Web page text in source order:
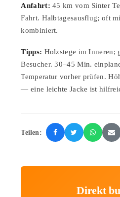
Anfahrt: 45 km vom Sinter
Fahrt. Halbtagesausflug; oft
kombiniert.
Tipps: Holzstege im Inneren;
Besucher. 30–45 Min.
Temperatur vorher prüfen.
— eine leichte Jacke ist
Teilen:
Direkt